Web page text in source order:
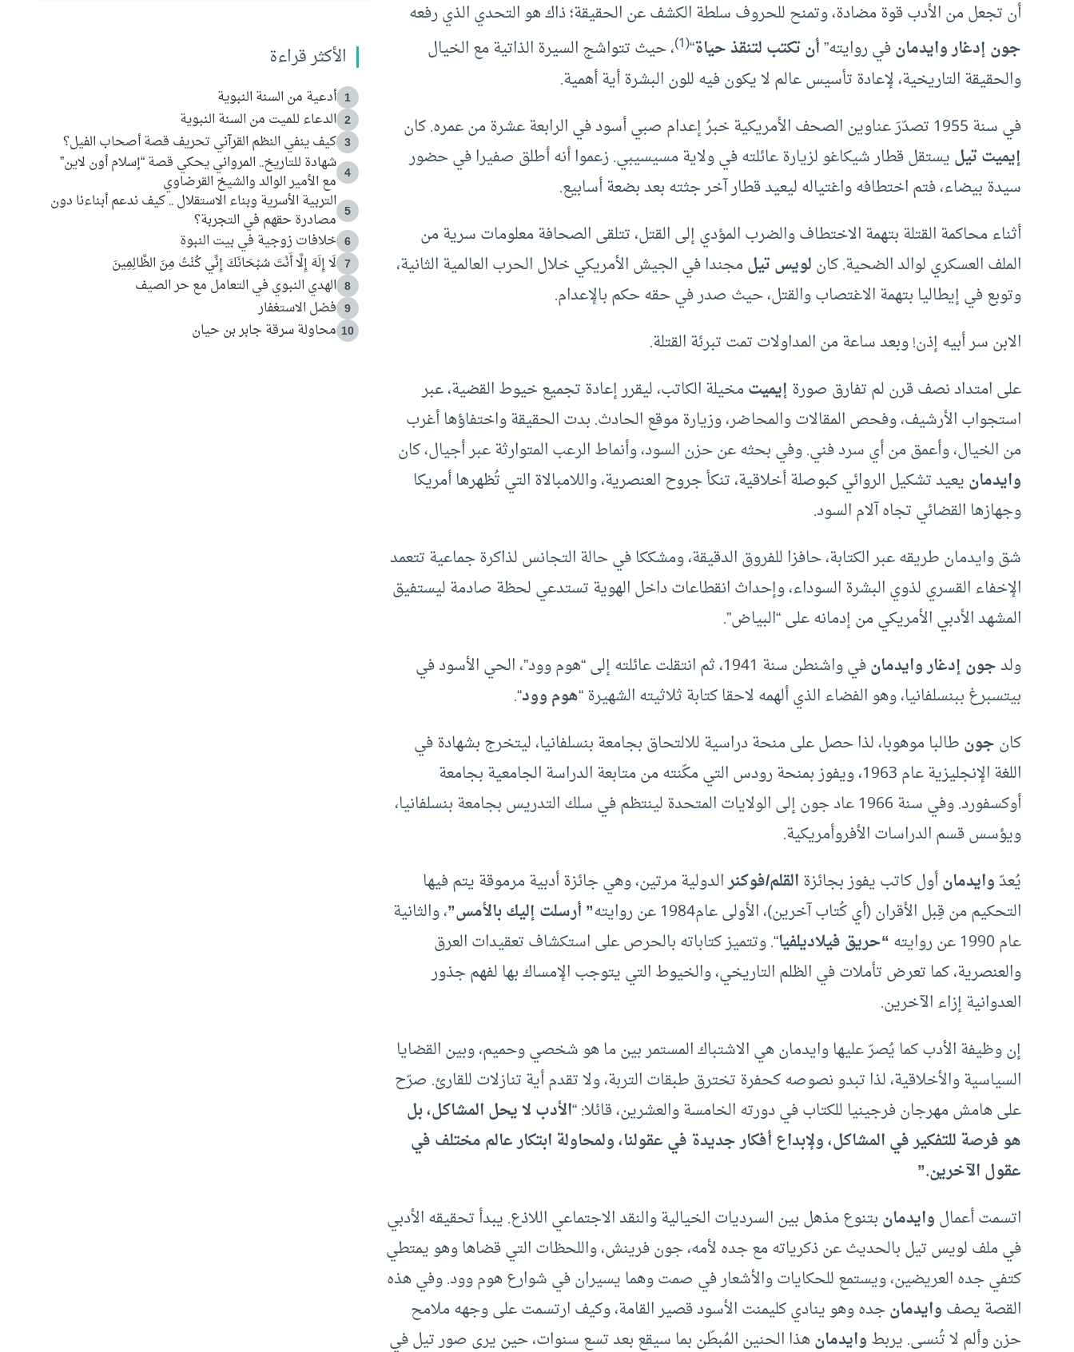
أن تجعل من الأدب قوة مضادة، وتمنح للحروف سلطة الكشف عن الحقيقة؛ ذاك هو التحدي الذي رفعه
جون إدغار وايدمانفي روايته”أن تكتب لتنقذ حياة“
(1) ، حيث تتواشج السيرة الذاتية مع الخيال
والحقيقة التاريخية، لإعادة تأسيس عالم لا يكون فيه للون البشرة أية أهمية.
في سنة 1955 تصدّرَ عناوين الصحف الأمريكية خبرُ إعدام صبي أسود في الرابعة عشرة من عمره. كان
إيميت تيليستقل قطار شيكاغو لزيارة عائلته في ولاية مسيسيبي. زعموا أنه أطلق صفيرا في حضور
سيدة بيضاء، فتم اختطافه واغتياله ليعيد قطار آخر جثته بعد بضعة أسابيع.
أثناء محاكمة القتلة بتهمة الاختطاف والضرب المؤدي إلى القتل، تتلقى الصحافة معلومات سرية من
الملف العسكري لوالد الضحية. كانلويس تيلمجندا في الجيش الأمريكي خلال الحرب العالمية الثانية،
وتوبع في إيطاليا بتهمة الاغتصاب والقتل، حيث صدر في حقه حكم بالإعدام.
الابن سر أبيه إذن! وبعد ساعة من المداولات تمت تبرئة القتلة.
على امتداد نصف قرن لم تفارق صورةإيميتمخيلة الكاتب، ليقرر إعادة تجميع خيوط القضية، عبر
استجواب الأرشيف، وفحص المقالات والمحاضر، وزيارة موقع الحادث. بدت الحقيقة واختفاؤها أغرب
من الخيال، وأعمق من أي سرد فني. وفي بحثه عن حزن السود، وأنماط الرعب المتوارثة عبر أجيال، كان
وايدمانيعيد تشكيل الروائي كبوصلة أخلاقية، تنكأ جروح العنصرية، واللامبالاة التي تُظهرها أمريكا
وجهازها القضائي تجاه آلام السود.
شق وايدمان طريقه عبر الكتابة، حافزا للفروق الدقيقة، ومشككا في حالة التجانس لذاكرة جماعية تتعمد
الإخفاء القسري لذوي البشرة السوداء، وإحداث انقطاعات داخل الهوية تستدعي لحظة صادمة ليستفيق
المشهد الأدبي الأمريكي من إدمانه على “البياض”.
ولدجون إدغار وايدمان
في واشنطن سنة 1941، ثم انتقلت عائلته إلى “هوم وود”، الحي الأسود في
بيتسبرغ ببنسلفانيا، وهو الفضاء الذي ألهمه لاحقا كتابة ثلاثيته الشهيرة “هوم وود“.
كانجونطالبا موهوبا، لذا حصل على منحة دراسية للالتحاق بجامعة بنسلفانيا، ليتخرج بشهادة في
اللغة الإنجليزية عام 1963، ويفوز بمنحة رودس التي مكّنته من متابعة الدراسة الجامعية بجامعة
أوكسفورد. وفي سنة 1966 عاد جون إلى الولايات المتحدة لينتظم في سلك التدريس بجامعة بنسلفانيا،
ويؤسس قسم الدراسات الأفروأمريكية.
يُعدّوايدمانأول كاتب يفوز بجائزةالقلم/فوكنرالدولية مرتين، وهي جائزة أدبية مرموقة يتم فيها
التحكيم من قِبل الأقران (أي كُتاب آخرين)، الأولى عام1984 عن روايته
” أرسلت إليك بالأمس”، والثانية
عام 1990 عن روايته
“حريق فيلاديلفيا“. وتتميز كتاباته بالحرص على استكشاف تعقيدات العرق
والعنصرية، كما تعرض تأملات في الظلم التاريخي، والخيوط التي يتوجب الإمساك بها لفهم جذور
العدوانية إزاء الآخرين.
إن وظيفة الأدب كما يُصرّ عليها وايدمان هي الاشتباك المستمر بين ما هو شخصي وحميم، وبين القضايا
السياسية والأخلاقية، لذا تبدو نصوصه كحفرة تخترق طبقات التربة، ولا تقدم أية تنازلات للقارئ. صرّح
على هامش مهرجان فرجينيا للكتاب في دورته الخامسة والعشرين، قائلا: “الأدب لا يحل المشاكل، بل
هو فرصة للتفكير في المشاكل، ولإبداع أفكار جديدة في عقولنا، ولمحاولة ابتكار عالم مختلف في
عقول الآخرين.”
اتسمت أعمالوايدمانبتنوع مذهل بين السرديات الخيالية والنقد الاجتماعي اللاذع. يبدأ تحقيقه الأدبي
في ملف لويس تيل بالحديث عن ذكرياته مع جده لأمه، جون فرينش، واللحظات التي قضاها وهو يمتطي
كتفي جده العريضين، ويستمع للحكايات والأشعار في صمت وهما يسيران في شوارع هوم وود. وفي هذه
القصة يصفوايدمانجده وهو ينادي كليمنت الأسود قصير القامة، وكيف ارتسمت على وجهه ملامح
حزن وألم لا تُنسى. يربطوايدمانهذا الحنين المُبطّن بما سيقع بعد تسع سنوات، حين يرى صور تيل في
الأكثر قراءة
1 أدعية من السنة النبوية
2 الدعاء للميت من السنة النبوية
3 كيف ينفي النظم القرآني تحريف قصة أصحاب الفيل؟
4
شهادة للتاريخ.. المرواني يحكي قصة “إسلام أون لاين”
مع الأمير الوالد والشيخ القرضاوي
5
التربية الأسرية وبناء الاستقلال .. كيف ندعم أبناءنا دون
مصادرة حقهم في التجربة؟
6 خلافات زوجية في بيت النبوة
7 لَا إِلَهَ إِلَّا أَنْتَ سُبْحَانَكَ إِنِّي كُنْتُ مِنَ الظَّالِمِينَ
8 الهدي النبوي في التعامل مع حر الصيف
9 فضل الاستغفار
10 محاولة سرقة جابر بن حيان